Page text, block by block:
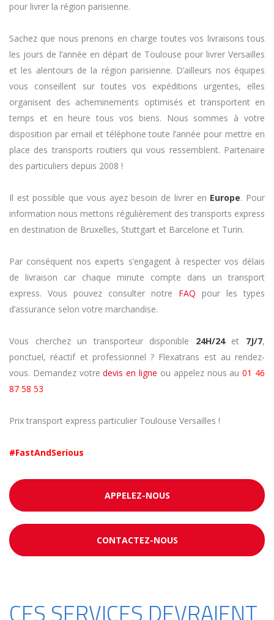
pour livrer la région parisienne.
Sachez que nous prenons en charge toutes vos livraisons tous
les jours de l’année en départ de Toulouse pour livrer Versailles
et les alentours de la région parisienne. D’ailleurs nos équipes
vous conseillent sur toutes vos expéditions urgentes, elles
organisent des acheminements optimisés et transportent en
temps et en heure tous vos biens. Nous sommes à votre
disposition par email et téléphone toute l’année pour mettre en
place des transports routiers qui vous ressemblent. Partenaire
des particuliers depuis 2008 !
Il est possible que vous ayez besoin de livrer en Europe. Pour
information nous mettons régulièrement des transports express
en destination de Bruxelles, Stuttgart et Barcelone et Turin.
Par conséquent nos experts s’engagent à respecter vos délais
de livraison car chaque minute compte dans un transport
express. Vous pouvez consulter notre FAQ pour les types
d’assurance selon votre marchandise.
Vous cherchez un transporteur disponible 24H/24et 7J/7,
ponctuel, réactif et professionnel ? Flexatrans est au rendez-
vous. Demandez votredevis en ligne ou appelez nous au01 46
87 58 53
Prix transport express particulier Toulouse Versailles !
#FastAndSerious
APPELEZ-NOUS
CONTACTEZ-NOUS
CES SERVICES DEVRAIENT